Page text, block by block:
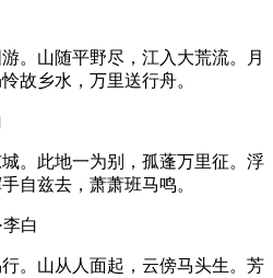
山随平野尽，江入大荒流。月
故乡水，万里送行舟。
此地一为别，孤蓬万里征。浮
自兹去，萧萧班马鸣。
白
山从人面起，云傍马头生。芳